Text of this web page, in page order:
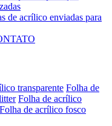
transparente Folha de
Folha de acrílico
Folha de acrílico fosco